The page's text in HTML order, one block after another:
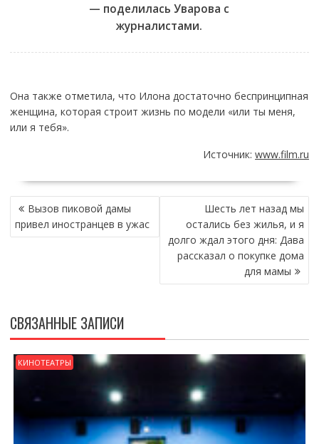
— поделилась Уварова с
журналистами.
Она также отметила, что Илона достаточно беспринципная
женщина, которая строит жизнь по модели «или ты меня,
или я тебя».
Источник:www.film.ru
НАВИГАЦИЯ
ПО
ЗАПИСЯМ
Вызов пиковой дамы
привел иностранцев в ужас
Шесть лет назад мы
остались без жилья, и я
долго ждал этого дня: Дава
рассказал о покупке дома
для мамы
СВЯЗАННЫЕ ЗАПИСИ
КИНОТЕАТРЫ